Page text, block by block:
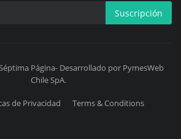
Suscripción
Página- Desarrollado por PymesWeb
Chile SpA.
de Privacidad Terms & Conditions